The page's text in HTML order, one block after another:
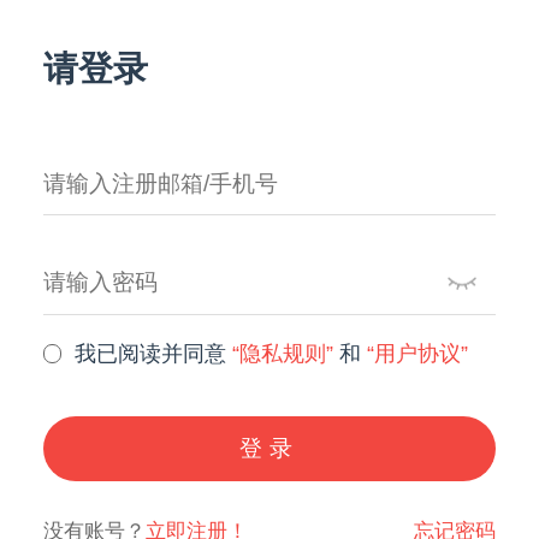
请登录
我已阅读并同意“隐私规则” 和“用户协议”
登录
没有账号？ 立即注册！ 忘记密码